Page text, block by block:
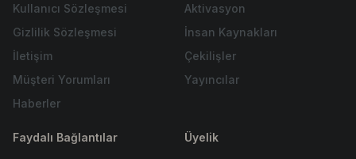
Kullanıcı Sözleşmesi
Gizlilik Sözleşmesi
İletişim
Müşteri Yorumları
Haberler
Aktivasyon
İnsan Kaynakları
Çekilişler
Yayıncılar
Faydalı Bağlantılar Üyelik